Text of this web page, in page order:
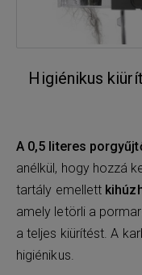
Higiénikus
A 0,5 literes
anélkül, hogy hozzá
tartály emellett
amely letörli a
a teljes kiürítést. A
higiénikus.